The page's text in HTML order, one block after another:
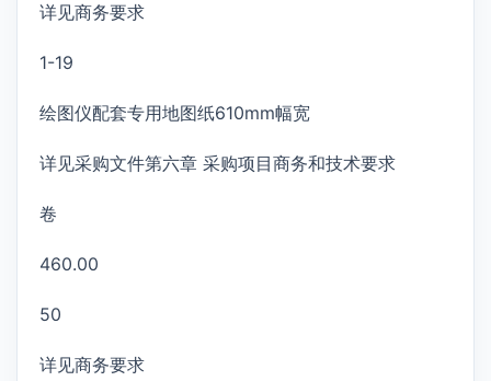
详见商务要求
1-19
绘图仪配套专用地图纸610mm幅宽
详见采购文件第六章 采购项目商务和技术要求
卷
460.00
50
详见商务要求